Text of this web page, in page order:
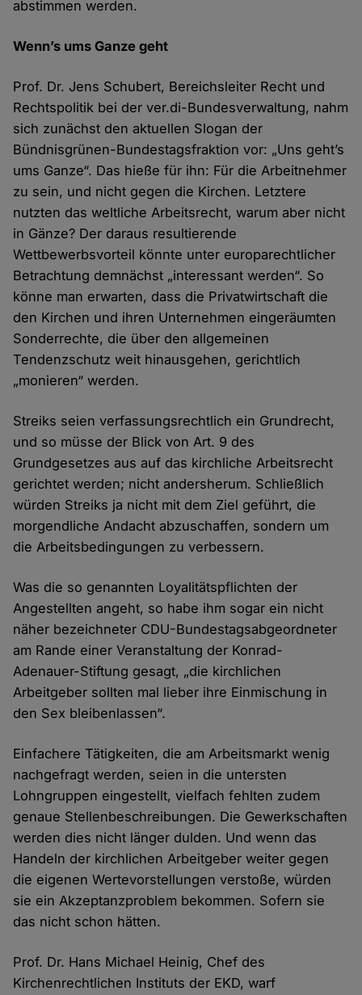
abstimmen werden.
Wenn’s ums Ganze geht
Prof. Dr. Jens Schubert, Bereichsleiter Recht und
Rechtspolitik bei der ver.di-Bundesverwaltung, nahm
sich zunächst den aktuellen Slogan der
Bündnisgrünen-Bundestagsfraktion vor: „Uns geht’s
ums Ganze“. Das hieße für ihn: Für die Arbeitnehmer
zu sein, und nicht gegen die Kirchen. Letztere
nutzten das weltliche Arbeitsrecht, warum aber nicht
in Gänze? Der daraus resultierende
Wettbewerbsvorteil könnte unter europarechtlicher
Betrachtung demnächst „interessant werden“. So
könne man erwarten, dass die Privatwirtschaft die
den Kirchen und ihren Unternehmen eingeräumten
Sonderrechte, die über den allgemeinen
Tendenzschutz weit hinausgehen, gerichtlich
„monieren“ werden.
Streiks seien verfassungsrechtlich ein Grundrecht,
und so müsse der Blick von Art. 9 des
Grundgesetzes aus auf das kirchliche Arbeitsrecht
gerichtet werden; nicht andersherum. Schließlich
würden Streiks ja nicht mit dem Ziel geführt, die
morgendliche Andacht abzuschaffen, sondern um
die Arbeitsbedingungen zu verbessern.
Was die so genannten Loyalitätspflichten der
Angestellten angeht, so habe ihm sogar ein nicht
näher bezeichneter CDU-Bundestagsabgeordneter
am Rande einer Veranstaltung der Konrad-
Adenauer-Stiftung gesagt, „die kirchlichen
Arbeitgeber sollten mal lieber ihre Einmischung in
den Sex bleibenlassen“.
Einfachere Tätigkeiten, die am Arbeitsmarkt wenig
nachgefragt werden, seien in die untersten
Lohngruppen eingestellt, vielfach fehlten zudem
genaue Stellenbeschreibungen. Die Gewerkschaften
werden dies nicht länger dulden. Und wenn das
Handeln der kirchlichen Arbeitgeber weiter gegen
die eigenen Wertevorstellungen verstoße, würden
sie ein Akzeptanzproblem bekommen. Sofern sie
das nicht schon hätten.
Prof. Dr. Hans Michael Heinig, Chef des
Kirchenrechtlichen Instituts der EKD, warf